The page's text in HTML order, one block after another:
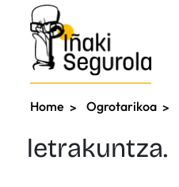
Home Ogrotarikoa
letrakuntza.